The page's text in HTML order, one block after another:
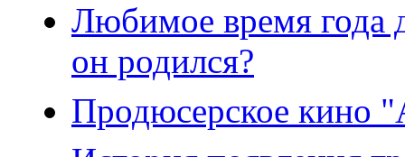
Любимое время года
он родился?
Продюсерское кино